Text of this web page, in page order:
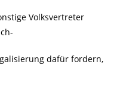
Volksvertreter
dafür fordern,